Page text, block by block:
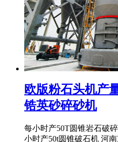
欧版粉石头机产
锆英砂碎砂机
每小时产50T圆锥岩石破
小时产50t圆锥破石机 河